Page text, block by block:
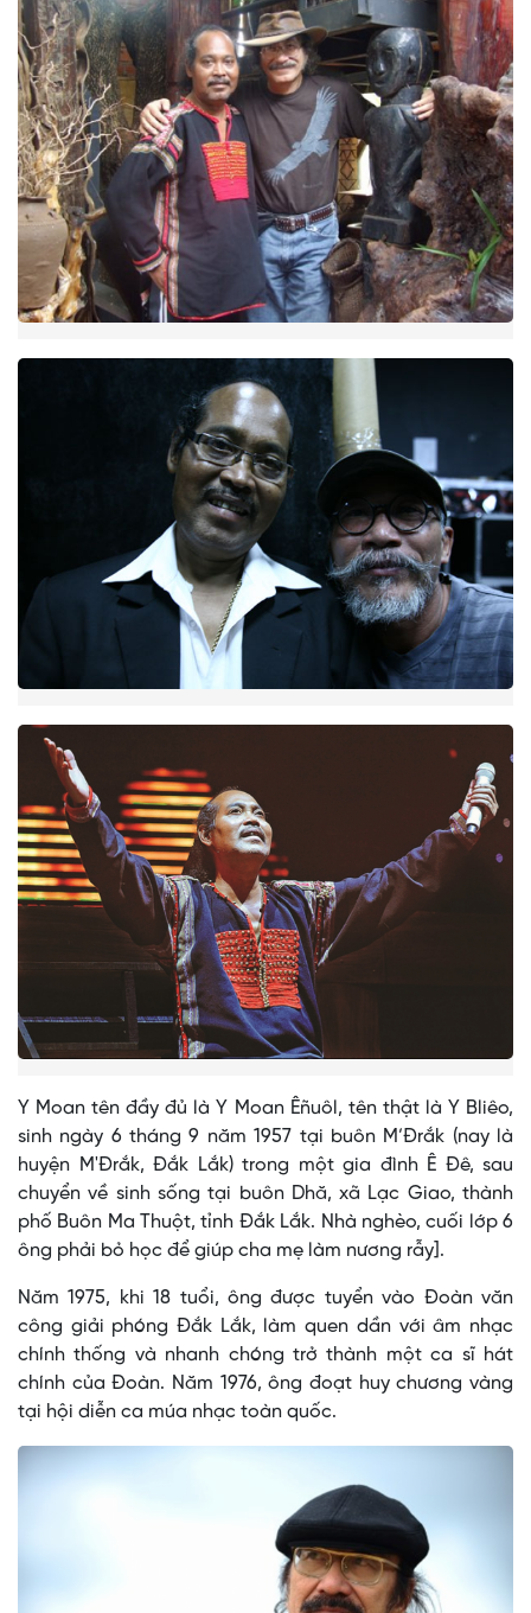
Y Moan tên đầy đủ là Y Moan Êñuôl, tên thật là Y Bliêo,
sinh ngày 6 tháng 9 năm 1957 tại buôn M’Đrắk (nay là
huyện M'Đrắk, Đắk Lắk) trong một gia đình Ê Đê, sau
chuyển về sinh sống tại buôn Dhă, xã Lạc Giao, thành
phố Buôn Ma Thuột, tỉnh Đắk Lắk. Nhà nghèo, cuối lớp 6
ông phải bỏ học để giúp cha mẹ làm nương rẫy].
Năm 1975, khi 18 tuổi, ông được tuyển vào Đoàn văn
công giải phóng Đắk Lắk, làm quen dần với âm nhạc
chính thống và nhanh chóng trở thành một ca sĩ hát
chính của Đoàn. Năm 1976, ông đoạt huy chương vàng
tại hội diễn ca múa nhạc toàn quốc.